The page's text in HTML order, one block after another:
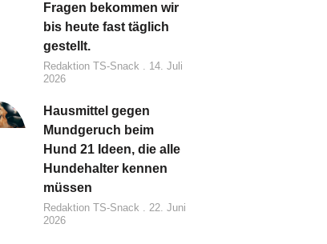
Fragen bekommen wir
bis heute fast täglich
gestellt.
Redaktion TS-Snack
14. Juli
2026
Hausmittel gegen
Mundgeruch beim
Hund 21 Ideen, die alle
Hundehalter kennen
müssen
Redaktion TS-Snack
22. Juni
2026